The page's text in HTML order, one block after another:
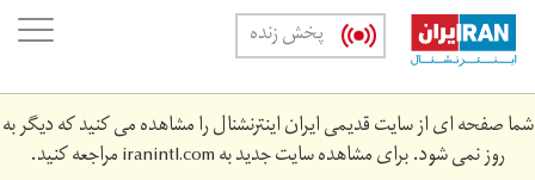
Skip
main
content
پخش زنده
شما صفحه ای از سایت قدیمی ایران اینترنشنال را مشاهده می کنید که دیگر به
روز نمی شود. برای مشاهده سایت جدید بهiranintl.comمراجعه کنید.